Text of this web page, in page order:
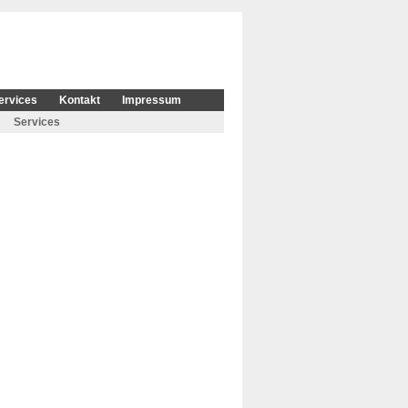
Kontakt
Impressum
Services